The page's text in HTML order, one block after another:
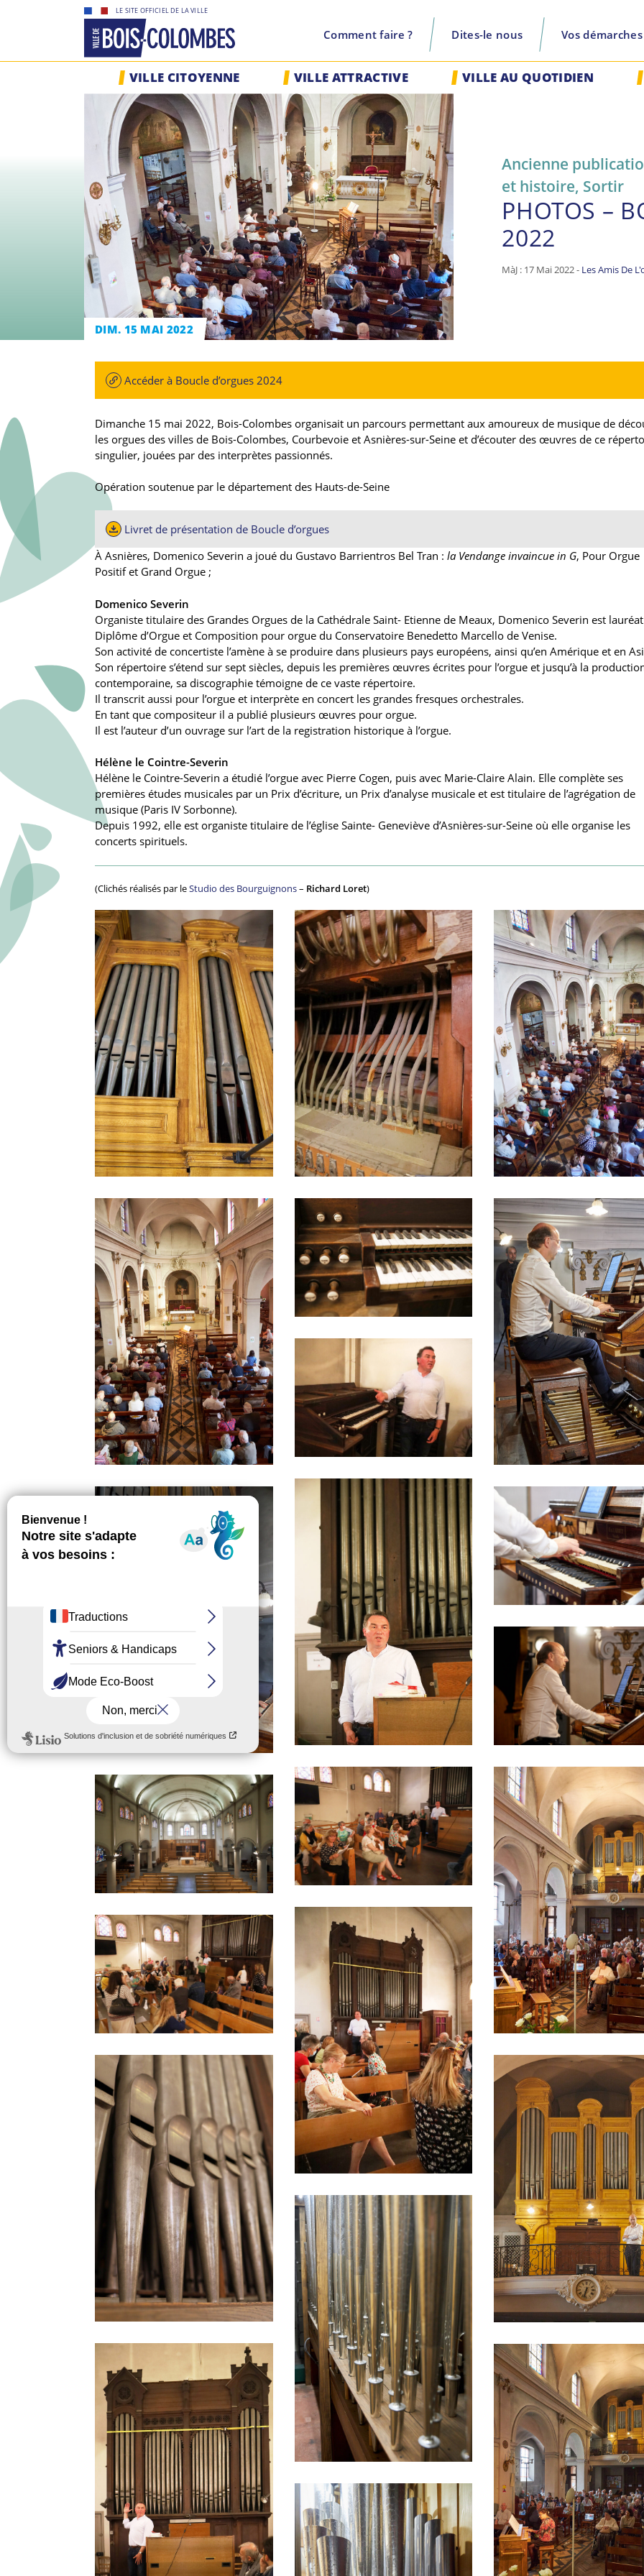
LE SITE OFFICIEL DE LA VILLE
de
Bois-
Colombes
Comment faire ? Dites-le nous Vos démarches
recherche
VILLE CITOYENNE VILLE ATTRACTIVE VILLE AU QUOTIDIEN
DIM. 15 MAI 2022
Ancienne
et histoire, Sortir
PHOTOS –
2022
MàJ : 17 Mai 2022 - Les Amis De
Accéder à Boucle d’orgues 2024
Dimanche 15 mai 2022, Bois-Colombes organisait un parcours permettant aux amoureux de musique de
les orgues des villes de Bois-Colombes, Courbevoie et Asnières-sur-Seine et d’écouter des œuvres de ce
singulier, jouées par des interprètes passionnés.
Opération soutenue par le département des Hauts-de-Seine
Livret de présentation de Boucle d’orgues
À Asnières, Domenico Severin a joué du Gustavo Barrientros Bel Tran : la Vendange invaincue in G, Pour Orgue
Positif et Grand Orgue ;
Domenico Severin
Organiste titulaire des Grandes Orgues de la Cathédrale Saint- ­Etienne de Meaux, Domenico Severin est
Diplôme d’Orgue et Composition pour orgue du Conservatoire Benedetto Marcello de Venise.
Son activité de concertiste l’amène à se produire dans plusieurs pays européens, ainsi qu’en Amérique et en
Son répertoire s’étend sur sept siècles, depuis les premières œuvres écrites pour l’orgue et jusqu’à la
contemporaine, sa discographie témoigne de ce vaste répertoire.
Il transcrit aussi pour l’orgue et interprète en concert les grandes fresques orchestrales.
En tant que compositeur il a publié plusieurs œuvres pour orgue.
Il est l’auteur d’un ouvrage sur l’art de la registration historique à l’orgue.
Hélène le Cointre-Severin
Hélène le Cointre-Severin a étudié l’orgue avec Pierre Cogen, puis avec Marie-Claire Alain. Elle complète ses
premières études musicales par un Prix d’écriture, un Prix d’analyse musicale et est titulaire de l’agrégation de
musique (Paris IV Sorbonne).
Depuis 1992, elle est organiste titulaire de l’église Sainte­- Geneviève d’Asnières-sur-Seine où elle organise les
concerts spirituels.
(Clichés réalisés par leStudio des Bourguignons– Richard Loret)